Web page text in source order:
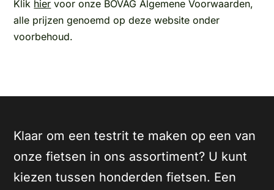
Klik hier voor onze BOVAG Algemene Voorwaarden,
alle prijzen genoemd op deze website onder
voorbehoud.
Klaar om een testrit te maken op een van
onze fietsen in ons assortiment? U kunt
kiezen tussen honderden fietsen. Een